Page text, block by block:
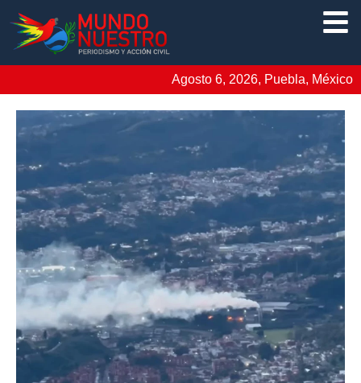
Agosto 6, 2026, Puebla, México